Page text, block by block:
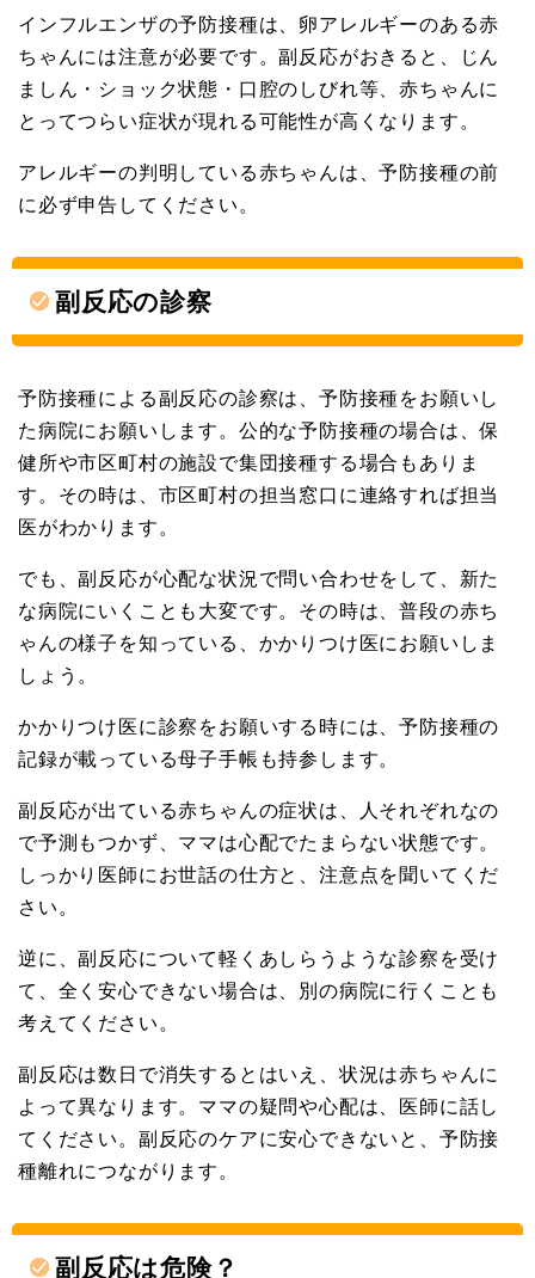
インフルエンザの予防接種は、卵アレルギーのある赤
ちゃんには注意が必要です。副反応がおきると、じん
ましん・ショック状態・口腔のしびれ等、赤ちゃんに
とってつらい症状が現れる可能性が高くなります。
アレルギーの判明している赤ちゃんは、予防接種の前
に必ず申告してください。
副反応の診察
予防接種による副反応の診察は、予防接種をお願いし
た病院にお願いします。公的な予防接種の場合は、保
健所や市区町村の施設で集団接種する場合もありま
す。その時は、市区町村の担当窓口に連絡すれば担当
医がわかります。
でも、副反応が心配な状況で問い合わせをして、新た
な病院にいくことも大変です。その時は、普段の赤ち
ゃんの様子を知っている、かかりつけ医にお願いしま
しょう。
かかりつけ医に診察をお願いする時には、予防接種の
記録が載っている母子手帳も持参します。
副反応が出ている赤ちゃんの症状は、人それぞれなの
で予測もつかず、ママは心配でたまらない状態です。
しっかり医師にお世話の仕方と、注意点を聞いてくだ
さい。
逆に、副反応について軽くあしらうような診察を受け
て、全く安心できない場合は、別の病院に行くことも
考えてください。
副反応は数日で消失するとはいえ、状況は赤ちゃんに
よって異なります。ママの疑問や心配は、医師に話し
てください。副反応のケアに安心できないと、予防接
種離れにつながります。
副反応は危険？